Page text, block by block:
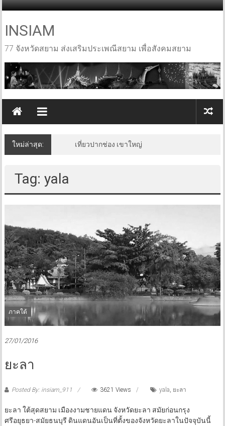
Skip
content
INSIAM
77 จังหวัดสยาม ส่งเสริมประเพณีสยาม เพื่อสังคมสยาม
ใหม่ล่าสุด: เที่ยวปากช่อง เขาใหญ่
Tag: yala
ภาคใต้
27/01/2016
ยะลา
Posted By: insiam_911 3621 Views yala, ยะลา
ยะลา ใต้สุดสยาม เมืองงามชายแดน จังหวัดยะลา สมัยก่อนกรุง
ศรีอยุธยา-สมัยธนบุรี ดินแดนอันเป็นที่ตั้งของจังหวัดยะลาในปัจจุบันนี้